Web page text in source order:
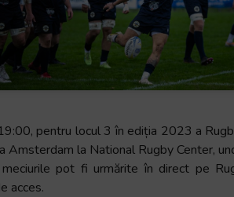
pentru locul 3 în ediția 2023 a
Amsterdam la National Rugby Center,
pot fi urmărite în direct pe
acces.